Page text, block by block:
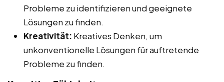
Probleme zu identifizieren und geeignete
Lösungen zu finden.
Kreativität: Kreatives Denken, um
unkonventionelle Lösungen für auftretende
Probleme zu finden.